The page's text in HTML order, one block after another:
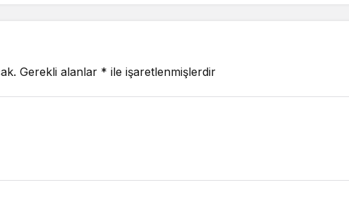
Gerekli alanlar * ile işaretlenmişlerdir